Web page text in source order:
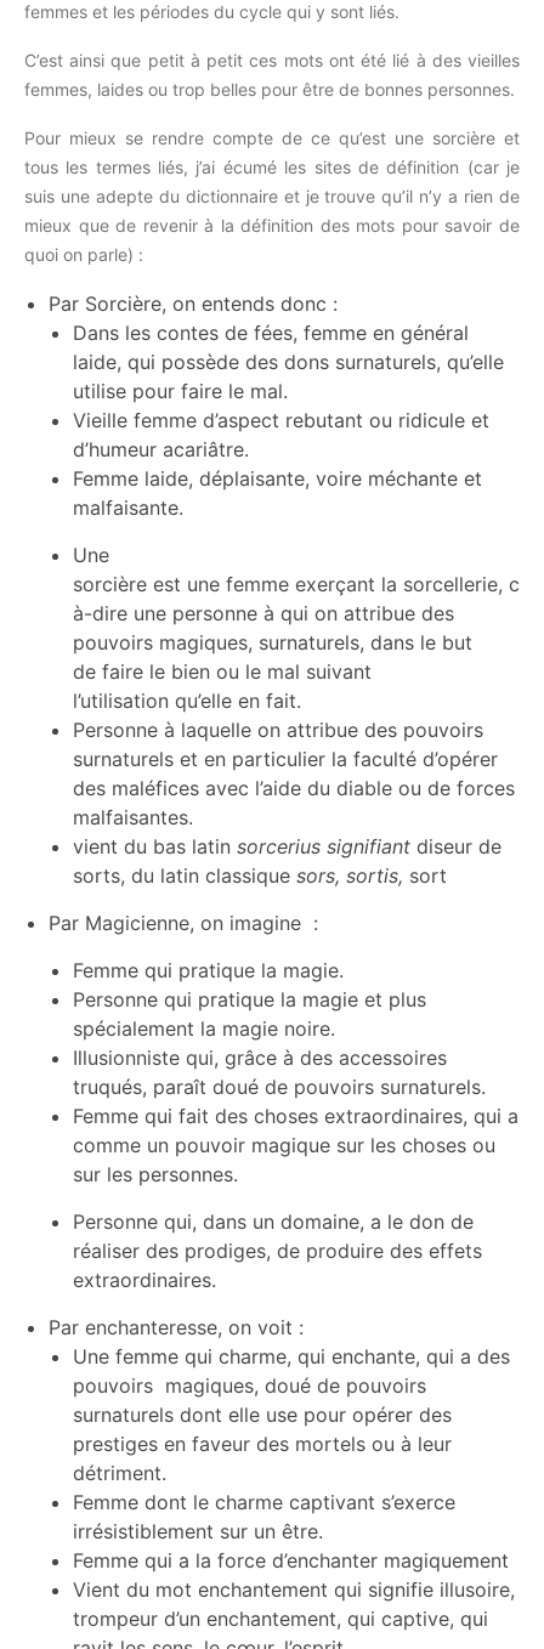
femmes et les périodes du cycle qui y sont liés.
C’est ainsi que petit à petit ces mots ont été lié à des vieilles
femmes, laides ou trop belles pour être de bonnes personnes.
Pour mieux se rendre compte de ce qu’est une sorcière et
tous les termes liés, j’ai écumé les sites de définition (car je
suis une adepte du dictionnaire et je trouve qu’il n’y a rien de
mieux que de revenir à la définition des mots pour savoir de
quoi on parle) :
Par Sorcière, on entends donc :
Dans les contes de fées, femme en général
laide, qui possède des dons surnaturels, qu’elle
utilise pour faire le mal.
Vieille femme d’aspect rebutant ou ridicule et
d’humeur acariâtre.
Femme laide, déplaisante, voire méchante et
malfaisante.
Une
sorcière est une femme exerçant la sorcellerie,
à-dire une personne à qui on attribue des
pouvoirs magiques, surnaturels, dans le but
de faire le bien ou le mal suivant
l’utilisation qu’elle en fait.
Personne à laquelle on attribue des pouvoirs
surnaturels et en particulier la faculté d’opérer
des maléfices avec l’aide du diable ou de forces
malfaisantes.
vient du bas latin sorcerius signifiant diseur de
sorts, du latin classique sors, sortis, sort
Par Magicienne, on imagine :
Femme qui pratique la magie.
Personne qui pratique la magie et plus
spécialement la magie noire.
Illusionniste qui, grâce à des accessoires
truqués, paraît doué de pouvoirs surnaturels.
Femme qui fait des choses extraordinaires, qui a
comme un pouvoir magique sur les choses ou
sur les personnes.
Personne qui, dans un domaine, a le don de
réaliser des prodiges, de produire des effets
extraordinaires.
Par enchanteresse, on voit :
Une femme qui charme, qui enchante, qui a des
pouvoirs magiques, doué de pouvoirs
surnaturels dont elle use pour opérer des
prestiges en faveur des mortels ou à leur
détriment.
Femme dont le charme captivant s’exerce
irrésistiblement sur un être.
Femme qui a la force d’enchanter magiquement
Vient du mot enchantement qui signifie illusoire,
trompeur d’un enchantement, qui captive, qui